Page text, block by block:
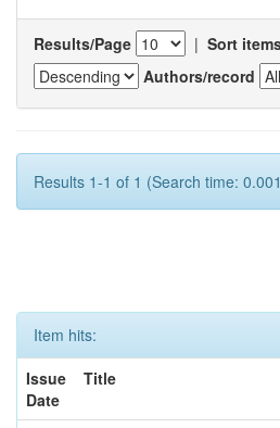
Results/Page | Sort
Authors/record
Results 1-1 of 1 (Search time:
Item hits:
Issue
Date
Title